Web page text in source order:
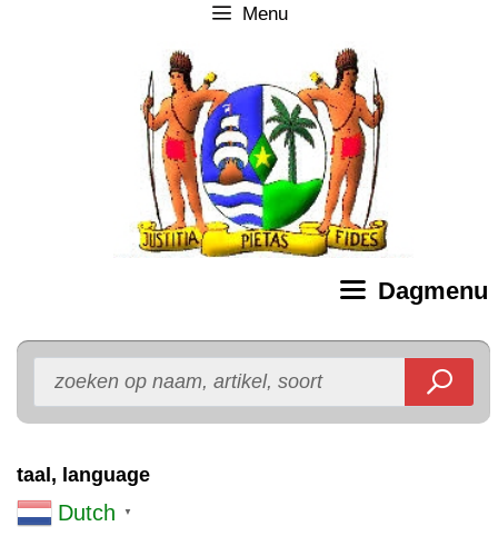
Menu
Dagmenu
taal, language
Dutch ▼